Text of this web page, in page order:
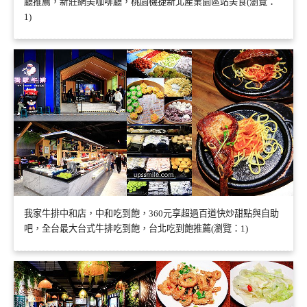
1)
我家牛排中和店，中和吃到飽，360元享超過百道快炒甜點與自助
吧，全台最大台式牛排吃到飽，台北吃到飽推薦(瀏覽：1)